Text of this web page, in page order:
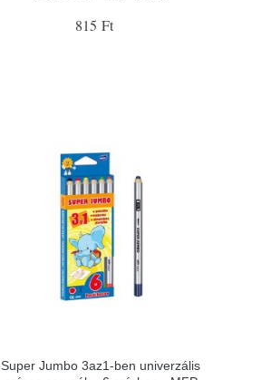
815 Ft
Super Jumbo 3az1-ben univerzális